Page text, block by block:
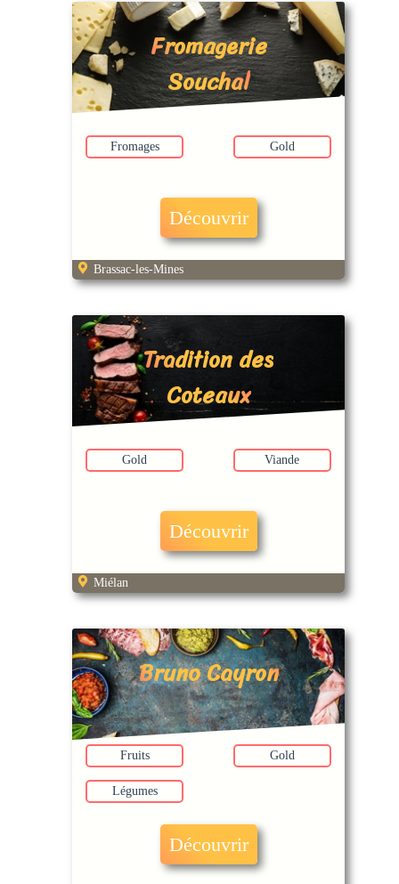
Fromagerie
Souchal
Fromages Gold
Découvrir
Brassac-les-Mines
Tradition des
Coteaux
Gold Viande
Découvrir
Miélan
Bruno Cayron
Fruits Gold
Légumes
Découvrir